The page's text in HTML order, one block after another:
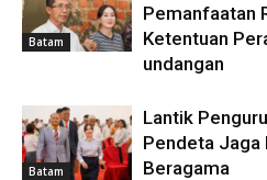
Batam
Pemanfaatan
Ketentuan
undangan
Batam
Lantik
Pendeta Jaga
Beragama